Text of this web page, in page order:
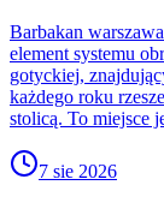
Barbakan
element systemu
gotyckiej,
każdego roku
stolicą. To miejsce
7 sie 2026